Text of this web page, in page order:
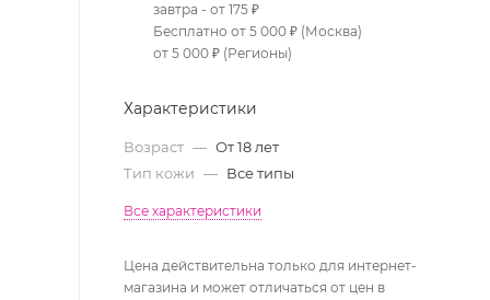
завтра - от 175 ₽
Бесплатно от 5 000 ₽ (Москва)
от 5 000 ₽ (Регионы)
Характеристики
Возраст — От 18 лет
Тип кожи — Все типы
Все характеристики
Цена действительна только для интернет-
магазина и может отличаться от цен в